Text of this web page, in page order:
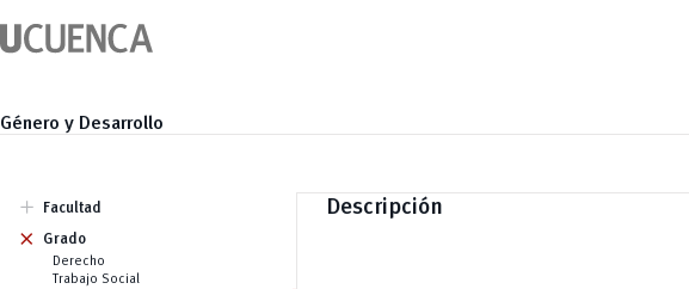
al
contenido
Género y Desarrollo
Facultad
add
Autoridades
Historia
Grado
add
Derecho
Trabajo Social
Descripción